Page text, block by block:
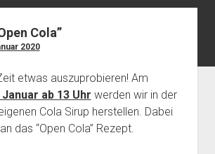
rss discuss@lists.unhb.de
githubmastodon
Willkommen
open
dropdown
menu
Status – Offen/Geschlossen
Anreise zum Space
Über die UN-Hack-Bar
open
dropdown
Wer sind wir?open
dropdown
Cola”
2020
etwas auszuprobieren! Am
ab 13 Uhr werden wir in der
Cola Sirup herstellen. Dabei
das “Open Cola” Rezept.